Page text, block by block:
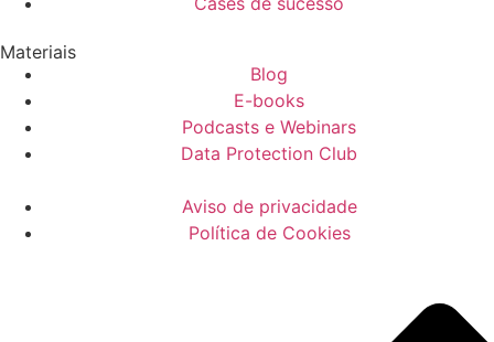
Materiais
Blog
E-books
Podcasts e Webinars
Data Protection Club
Aviso de privacidade
Política de Cookies